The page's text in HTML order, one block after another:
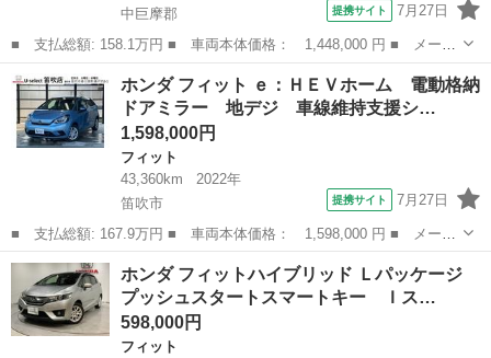
中巨摩郡
提携サイト 7月27日
■ 支払総額: 158.1万円 ■ 車両本体価格： 1,448,000 円 ■ メーカ
ー名： ホンダ ■ 車種名： フィット ■ グレード名： クロスタ
ー ワンオーナー／修復歴無し／ホンダセンシング／ＨｏｎｄａＣＯ
ＮＮＥＣ...
山梨 中巨摩郡 フィット
ホンダ フィット ｅ：ＨＥＶホーム 電動格納
ドアミラー 地デジ 車線維持支援シ…
1,598,000円
フィット
43,360km
2022年
笛吹市
提携サイト 7月27日
■ 支払総額: 167.9万円 ■ 車両本体価格： 1,598,000 円 ■ メーカ
ー名： ホンダ ■ 車種名： フィット ■ グレード名： ｅ：ＨＥ
Ｖホーム 電動格納ドアミラー 地デジ 車線維持支援システム パ
ーキング...
山梨 笛吹市 フィット
ホンダ フィットハイブリッド Ｌパッケージ
プッシュスタートスマートキー Ｉス…
598,000円
フィット